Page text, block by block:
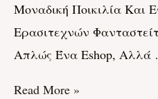
Μοναδική Ποικιλία Και
Ερασιτεχνών
Απλώς Ένα Eshop, Αλλά
Ανακαλύπτοντας
Το
Μαγικό
Κόσμο
Read More »